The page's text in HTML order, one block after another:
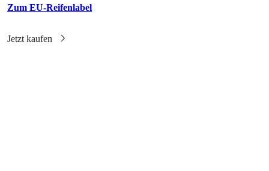
Zum EU-Reifenlabel